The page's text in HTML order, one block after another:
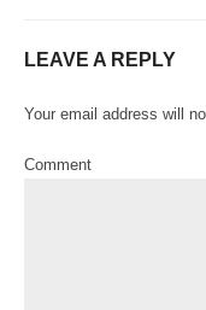
LEAVE A REPLY
Your email address will
Comment